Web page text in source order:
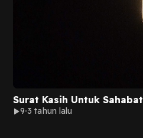
Surat Kasih Untuk Sahabat
9 3 tahun lalu